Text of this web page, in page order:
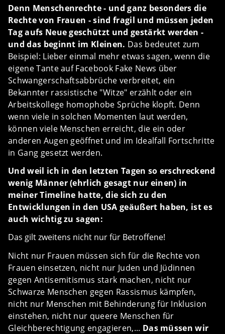
Denn Menschenrechte - und ganz besonders die
Rechte von Frauen - sind fragil und müssen jeden
Tag aufs Neue geschützt und gestärkt werden -
und das beginnt im Kleinen. Das bedeutet zum
Beispiel: Lieber einmal mehr etwas sagen, wenn die
eigene Tante auf Facebook Fake News über
Schwangerschaftsabbrüche verbreitet, ein
Bekannter rassistische "Witze" erzählt oder ein
Arbeitskollege homophobe Sprüche klopft. Denn
wenn viele in solchen Momenten laut werden,
können viele Menschen erreicht, die ein oder
anderen Augen geöffnet und im Idealfall Fortschritte
in Gang gesetzt werden.
Und weil ich in den letzten Tagen so erschreckend
wenig Männer (ehrlich gesagt nur einen) in
meiner Timeline hatte, die sich zu den
Entwicklungen in den USA geäußert haben, ist es
auch wichtig zu sagen:
Das gilt zweitens nicht nur für Betroffene!
Nicht nur Frauen müssen sich für die Rechte von
Frauen einsetzen, nicht nur Juden und Jüdinnen
gegen Antisemitismus stark machen, nicht nur
Schwarze Menschen gegen Rassismus kämpfen,
nicht nur Menschen mit Behinderung für Inklusion
einstehen, nicht nur queere Menschen für
Gleichberechtigung engagieren,... Das müssen wir